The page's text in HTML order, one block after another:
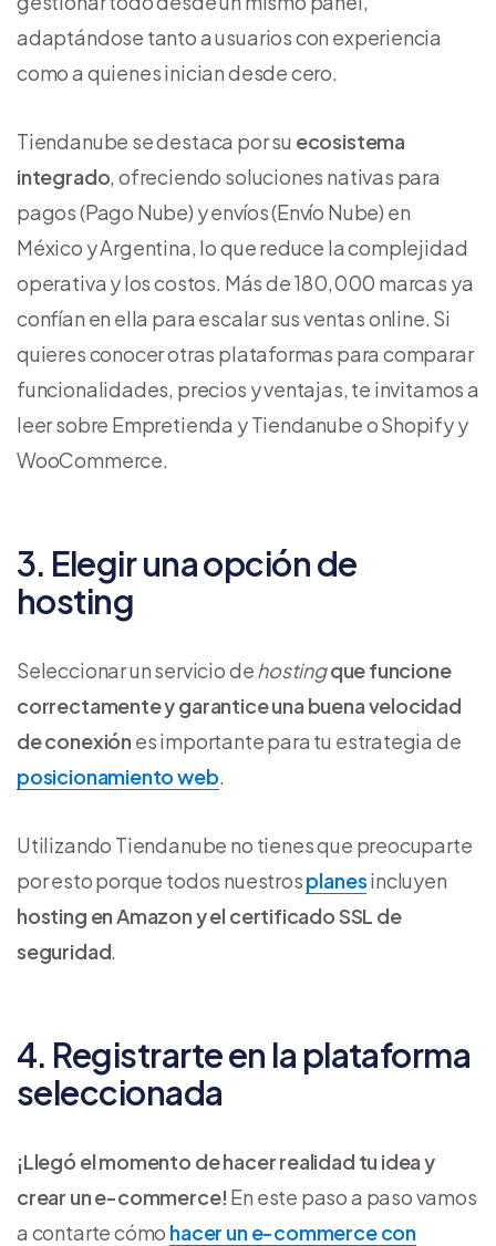
adaptándose tanto a usuarios con experiencia
como a quienes inician desde cero.
Tiendanube se destaca por su ecosistema
integrado, ofreciendo soluciones nativas para
pagos (Pago Nube) y envíos (Envío Nube) en
México y Argentina, lo que reduce la complejidad
operativa y los costos. Más de 180,000 marcas ya
confían en ella para escalar sus ventas online. Si
quieres conocer otras plataformas para comparar
funcionalidades, precios y ventajas, te invitamos a
leer sobre Empretienda y Tiendanube o Shopify y
WooCommerce.
3. Elegir una opción de
hosting
Seleccionar un servicio dehostingque funcione
correctamente y garantice una buena velocidad
de conexión es importante para tu estrategia de
posicionamiento web.
Utilizando Tiendanube no tienes que preocuparte
por esto porque todos nuestrosplanesincluyen
hosting en Amazon y el certificado SSL de
seguridad.
4. Registrarte en la plataforma
seleccionada
¡Llegó el momento de hacer realidad tu idea y
crear un e-commerce! En este paso a paso vamos
a contarte cómo hacer un e-commerce con